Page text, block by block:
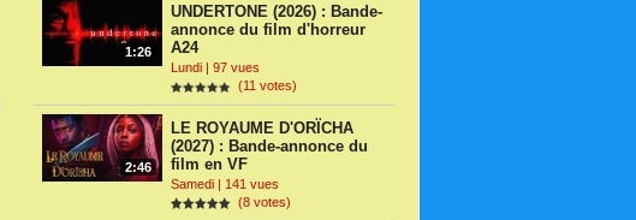
1:26
UNDERTONE (2026) : Bande-
annonce du film d'horreur
A24
Lundi | 97 vues
(11 votes)
2:46
LE ROYAUME D'ORÏCHA
(2027) : Bande-annonce du
film en VF
Samedi | 141 vues
(8 votes)